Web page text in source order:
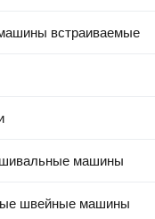
встраиваемые
машины
швейные машины
1/2" AVE32012W